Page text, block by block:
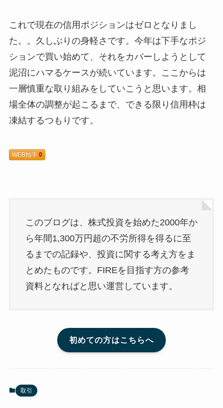
これで現在の信用ポジションはゼロとなりまし
た。。久しぶりの身軽さです。今年は下手なポジ
ションで買い始めて、それをカバーしようとして
泥沼にハマるケースが続いています。ここからは
一層慎重な取り組みをしていこうと思います。相
場全体の調整が起こるまで、できる限り信用枠は
凍結するつもりです。
WEB拍手 0
このブログは、株式投資を始めた2000年か
ら年間1,300万円超の不労所得を得るに至
るまでの記録や、投資に関する考え方をま
とめたものです。FIREを目指す方の参考
資料となればと思い運営しています。
初めての方はこちらへ
取引